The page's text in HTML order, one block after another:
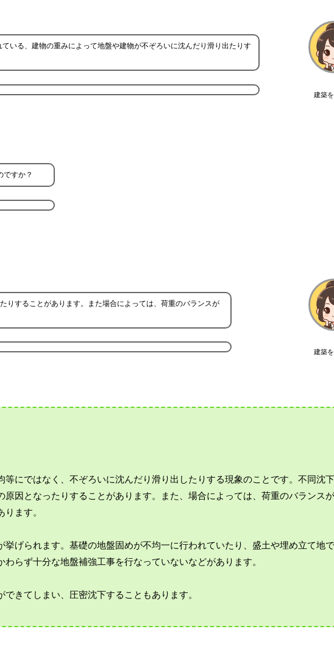
建築
いる、建物の重みによって地盤や建物が不ぞろいに沈んだり滑り出たりす
ですか？
建築
りすることがあります。また場合によっては、荷重のバランスが
にではなく、不ぞろいに沈んだり滑り出したりする現象のことです。不同沈
原因となったりすることがあります。また、場合によっては、荷重のバランス
ます。
げられます。基礎の地盤固めが不均一に行われていたり、盛土や埋め立て地
らず十分な地盤補強工事を行なっていないなどがあります。
きてしまい、圧密沈下することもあります。